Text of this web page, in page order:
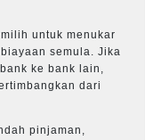
untuk menukar
semula. Jika
ke bank lain,
dari
pinjaman,